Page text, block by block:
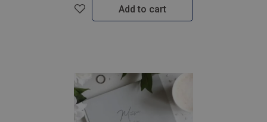
Add to cart